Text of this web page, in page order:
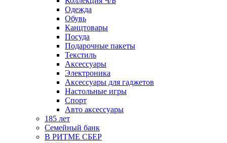
Одежда
Обувь
Канцтовары
Посуда
Подарочные пакеты
Текстиль
Аксессуары
Электроника
Аксессуары для гаджетов
Настольные игры
Спорт
Авто аксессуары
185 лет
Семейный банк
В РИТМЕ СБЕР